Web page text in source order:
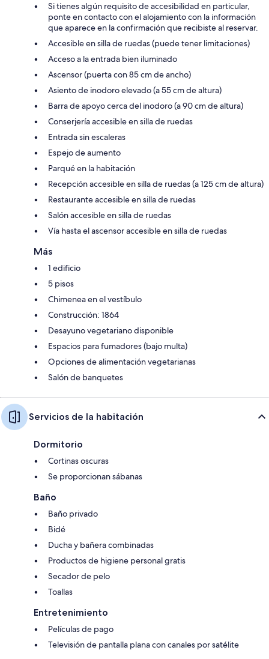
Si tienes algún requisito de accesibilidad en particular,
ponte en contacto con el alojamiento con la información
que aparece en la confirmación que recibiste al reservar.
Accesible en silla de ruedas (puede tener limitaciones)
Acceso a la entrada bien iluminado
Ascensor (puerta con 85 cm de ancho)
Asiento de inodoro elevado (a 55 cm de altura)
Barra de apoyo cerca del inodoro (a 90 cm de altura)
Conserjería accesible en silla de ruedas
Entrada sin escaleras
Espejo de aumento
Parqué en la habitación
Recepción accesible en silla de ruedas (a 125 cm de altura)
Restaurante accesible en silla de ruedas
Salón accesible en silla de ruedas
Vía hasta el ascensor accesible en silla de ruedas
Más
1 edificio
5 pisos
Chimenea en el vestíbulo
Construcción: 1864
Desayuno vegetariano disponible
Espacios para fumadores (bajo multa)
Opciones de alimentación vegetarianas
Salón de banquetes
Servicios de la habitación
Dormitorio
Cortinas oscuras
Se proporcionan sábanas
Baño
Baño privado
Bidé
Ducha y bañera combinadas
Productos de higiene personal gratis
Secador de pelo
Toallas
Entretenimiento
Películas de pago
Televisión de pantalla plana con canales por satélite